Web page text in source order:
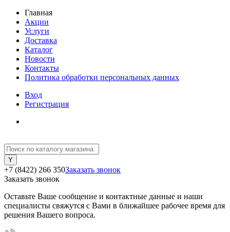
Главная
Акции
Услуги
Доставка
Каталог
Новости
Контакты
Политика обработки персональных данных
Вход
Регистрация
+7 (8422) 266 350Заказать звонок
Заказать звонок
Оставьте Ваше сообщение и контактные данные и наши
специалисты свяжутся с Вами в ближайшее рабочее время для
решения Вашего вопроса.